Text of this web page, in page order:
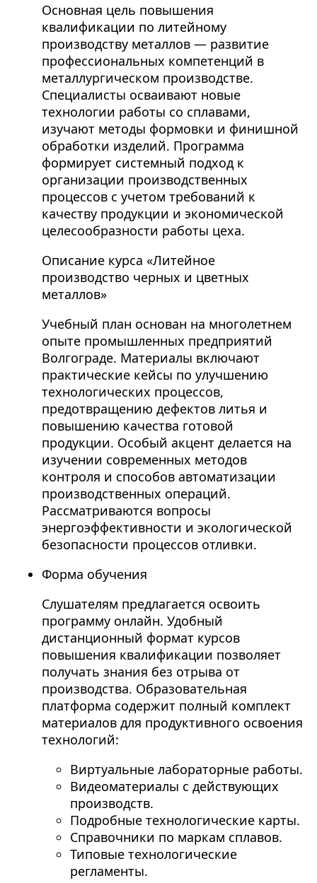
Основная цель повышения
квалификации по литейному
производству металлов — развитие
профессиональных компетенций в
металлургическом производстве.
Специалисты осваивают новые
технологии работы со сплавами,
изучают методы формовки и финишной
обработки изделий. Программа
формирует системный подход к
организации производственных
процессов с учетом требований к
качеству продукции и экономической
целесообразности работы цеха.
Описание курса «Литейное
производство черных и цветных
металлов»
Учебный план основан на многолетнем
опыте промышленных предприятий
Волгограде. Материалы включают
практические кейсы по улучшению
технологических процессов,
предотвращению дефектов литья и
повышению качества готовой
продукции. Особый акцент делается на
изучении современных методов
контроля и способов автоматизации
производственных операций.
Рассматриваются вопросы
энергоэффективности и экологической
безопасности процессов отливки.
Форма обучения
Слушателям предлагается освоить
программу онлайн. Удобный
дистанционный формат курсов
повышения квалификации позволяет
получать знания без отрыва от
производства. Образовательная
платформа содержит полный комплект
материалов для продуктивного освоения
технологий:
Виртуальные лабораторные работы.
Видеоматериалы с действующих
производств.
Подробные технологические карты.
Справочники по маркам сплавов.
Типовые технологические
регламенты.